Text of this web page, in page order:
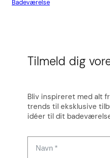
Badeværelse
Tilmeld dig
Bliv inspireret med alt
trends til eksklusive
idéer til dit